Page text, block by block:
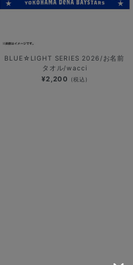
BLUE☆LIGHT SERIES 2026/お名前
タオル/wacci
¥2,200 (税込)